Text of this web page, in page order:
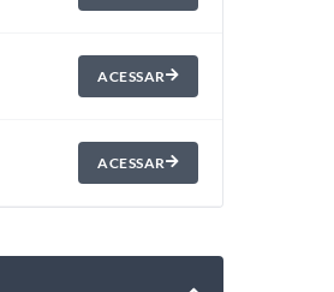
ACESSAR
ACESSAR